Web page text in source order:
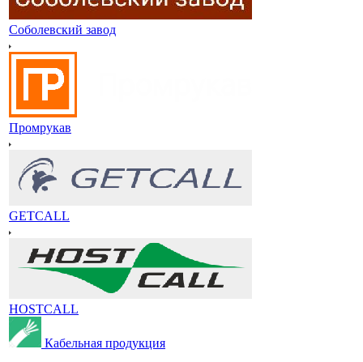
Соболевский завод
Промрукав
GETCALL
HOSTCALL
Кабельная продукция